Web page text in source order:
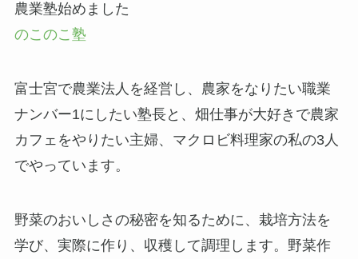
農業塾始めました
のこのこ塾
富士宮で農業法人を経営し、農家をなりたい職業
ナンバー1にしたい塾長と、畑仕事が大好きで農家
カフェをやりたい主婦、マクロビ料理家の私の3人
でやっています。
野菜のおいしさの秘密を知るために、栽培方法を
学び、実際に作り、収穫して調理します。野菜作